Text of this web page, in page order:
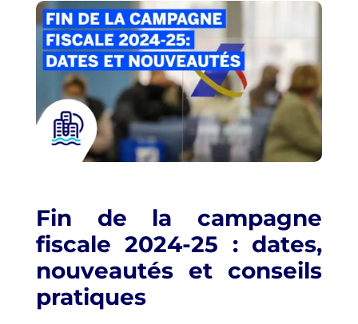
Fin de la campagne
fiscale 2024‑25 : dates,
nouveautés et conseils
pratiques